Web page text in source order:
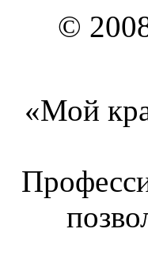
©
«Мой